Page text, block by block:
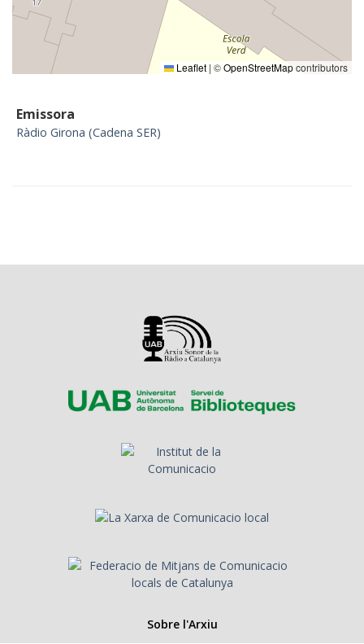
Leaflet | ©OpenStreetMapcontributors
Emissora
Ràdio Girona (Cadena SER)
Sobre l'Arxiu